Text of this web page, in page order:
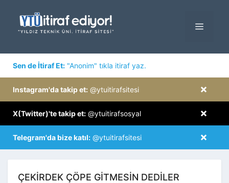
MENÜ
Sen de İtiraf Et: "Anonim" tıkla itiraf yaz.
×
Instagram'da takip et: @ytuitirafsitesi
×
X(Twitter)'te takip et: @ytuitirafsosyal
×
Telegram'da bize katıl: @ytuitirafsitesi
ÇEKIRDEK ÇÖPE GITMESIN DEDILER